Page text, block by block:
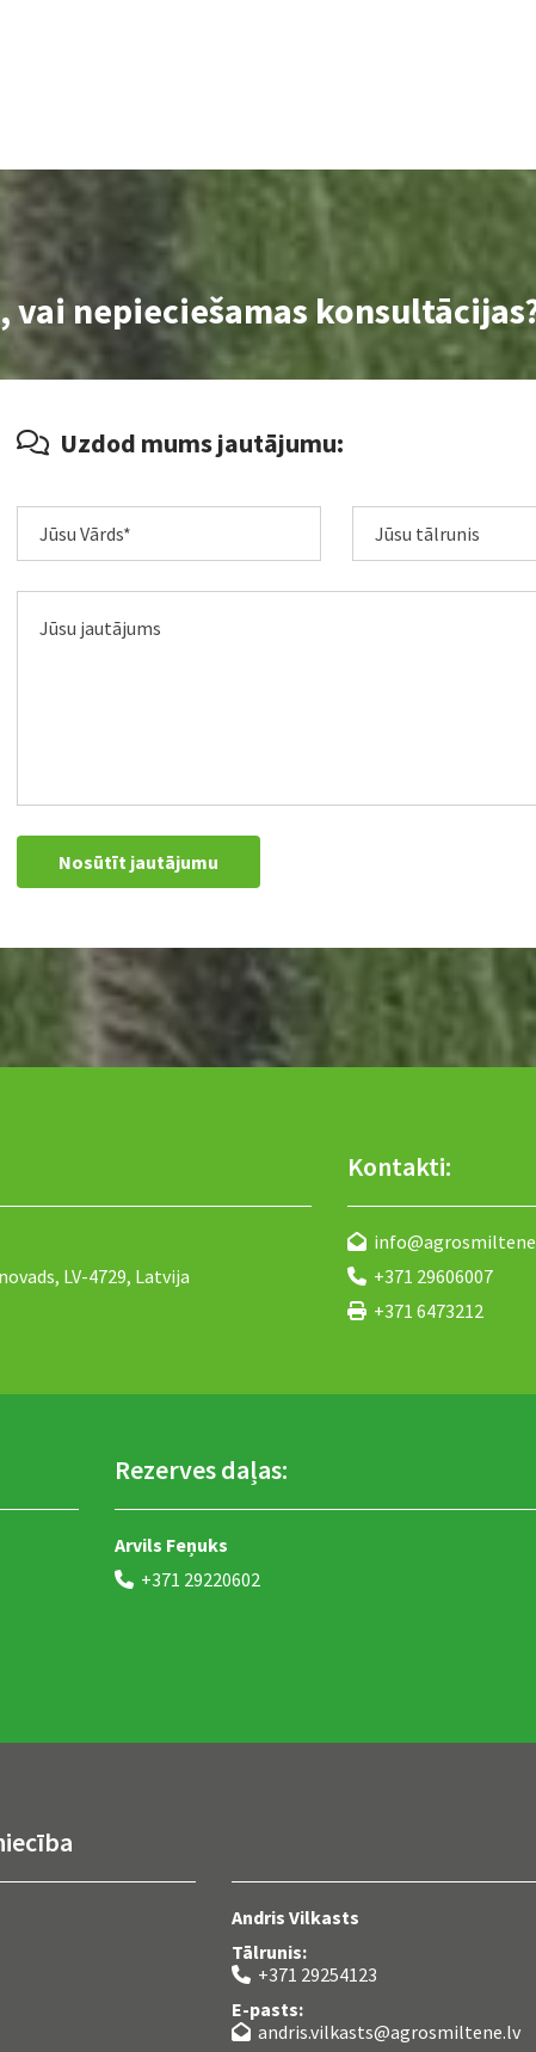
nepieciešamas
 Uzdod mums jautājumu:
LV-4729, Latvija
Kontakti:

 +371 29606007
 +371 6473212
Rezerves daļas:
Arvils Feņuks
+371 29220602
Andris Vilkasts
Tālrunis:
+371 29254123
E-pasts:
andris.vilkasts@agrosmiltene.lv